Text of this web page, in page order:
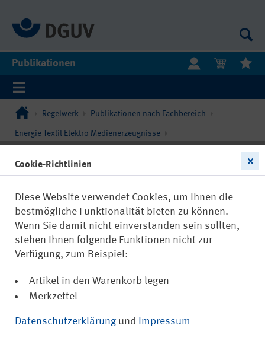
Publikationen
Regelwerk Publikationen nach Fachbereich
Energie Textil Elektro Medienerzeugnisse
Cookie-Richtlinien
Diese Website verwendet Cookies, um Ihnen die
bestmögliche Funktionalität bieten zu können.
Wenn Sie damit nicht einverstanden sein sollten,
stehen Ihnen folgende Funktionen nicht zur
Verfügung, zum Beispiel:
Artikel in den Warenkorb legen
Merkzettel
Datenschutzerklärung und Impressum